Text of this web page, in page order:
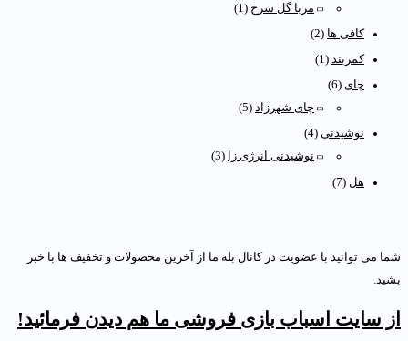
مربا گل سرخ (1)
کافی ها (2)
کمربند (1)
چای (6)
چای شهرزاد
نوشیدنی (4)
نوشیدنی انرژی زا (3)
هل (7)
می توانید با عضویت در کانال بله ما از آخرین محصولات و تخفیف ها با خبر
سایت اسباب بازی فروشی ما هم دیدن فرمائید!